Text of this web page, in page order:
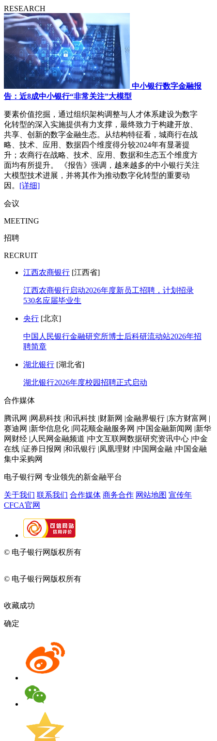
RESEARCH
中小银行数字金融报
告：近8成中小银行“非常关注”大模型
要素价值挖掘，通过组织架构调整与人才体系建设为数字
化转型的深入实施提供有力支撑，最终致力于构建开放、
共享、创新的数字金融生态。从结构特征看，城商行在战
略、技术、应用、数据四个维度得分较2024年有显著提
升；农商行在战略、技术、应用、数据和生态五个维度方
面均有所提升。 《报告》强调，越来越多的中小银行关注
大模型技术进展，并将其作为推动数字化转型的重要动
因。 [详细]
会议
MEETING
招聘
RECRUIT
江西农商银行 [江西省]
江西农商银行启动2026年度新员工招聘，计划招录
530名应届毕业生
央行 [北京]
中国人民银行金融研究所博士后科研流动站2026年招
聘简章
湖北银行 [湖北省]
湖北银行2026年度校园招聘正式启动
合作媒体
腾讯网 |网易科技 |和讯科技 |财新网 |金融界银行 |东方财富网 |
赛迪网 |新华信息化 |同花顺金融服务网 |中国金融新闻网 |新华
网财经 |人民网金融频道 |中文互联网数据研究资讯中心 |中金
在线 |证券日报网 |和讯银行 |凤凰理财 |中国网金融 |中国金融
集中采购网
电子银行网 专业领先的新金融平台
关于我们 联系我们 合作媒体 商务合作 网站地图 宣传年
CFCA官网
© 电子银行网版权所有
© 电子银行网版权所有
收藏成功
确定